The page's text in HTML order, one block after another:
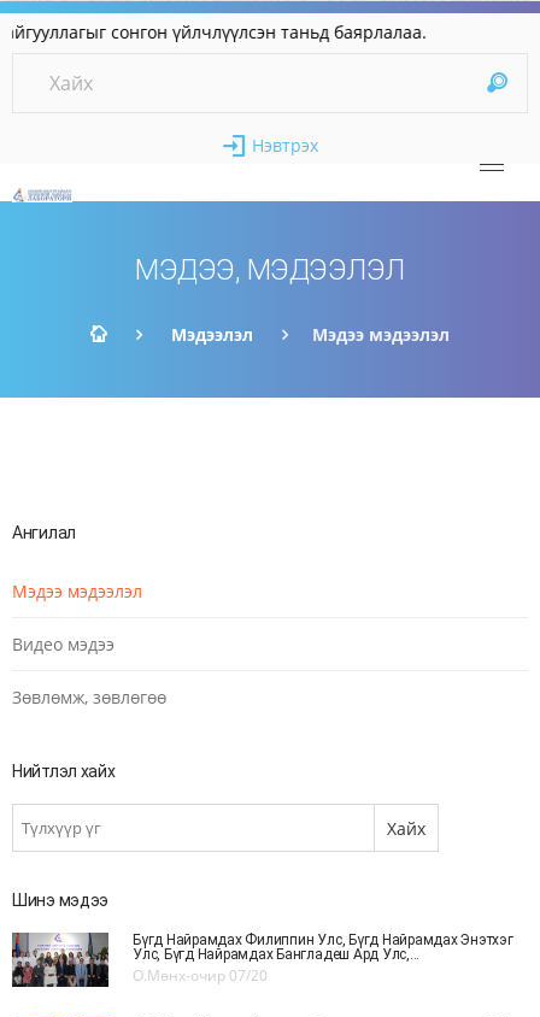
сонгон үйлчлүүлсэн таньд баярлалаа.
Нэвтрэх
МЭДЭЭ, МЭДЭЭЛЭЛ
Мэдээлэл Мэдээ мэдээлэл
Ангилал
Мэдээ мэдээлэл
Видео мэдээ
Зөвлөмж, зөвлөгөө
Нийтлэл хайх
Шинэ мэдээ
Бүгд Найрамдах Филиппин Улс, Бүгд Найрамдах Энэтхэг
Улс, Бүгд Найрамдах Бангладеш Ард Улс,...
О.Мөнх-очир 07/20